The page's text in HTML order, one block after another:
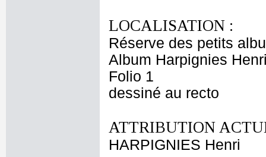
LOCALISATION :
Réserve des petits
Album Harpignies
Folio 1
dessiné au recto
ATTRIBUTION
HARPIGNIES Henri